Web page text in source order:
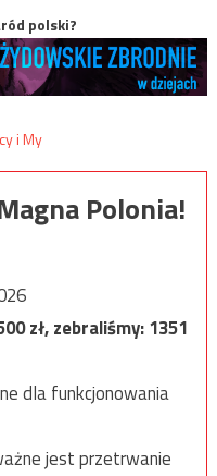
polski?
Polonia!
zł, zebraliśmy:1351
dla funkcjonowania
jest przetrwanie